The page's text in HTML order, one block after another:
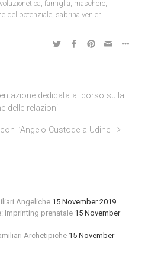
, famiglia, maschere,
del potenziale, sabrina venier
dedicata al corso sulla
delle relazioni
l’Angelo Custode a Udine
Angeliche 15 November 2019
Imprinting prenatale 15 November
Archetipiche 15 November